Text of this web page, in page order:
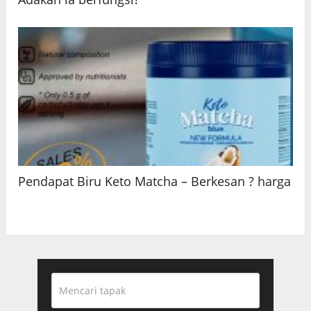
Pendapat Biru Keto Matcha – Berkesan ? harga